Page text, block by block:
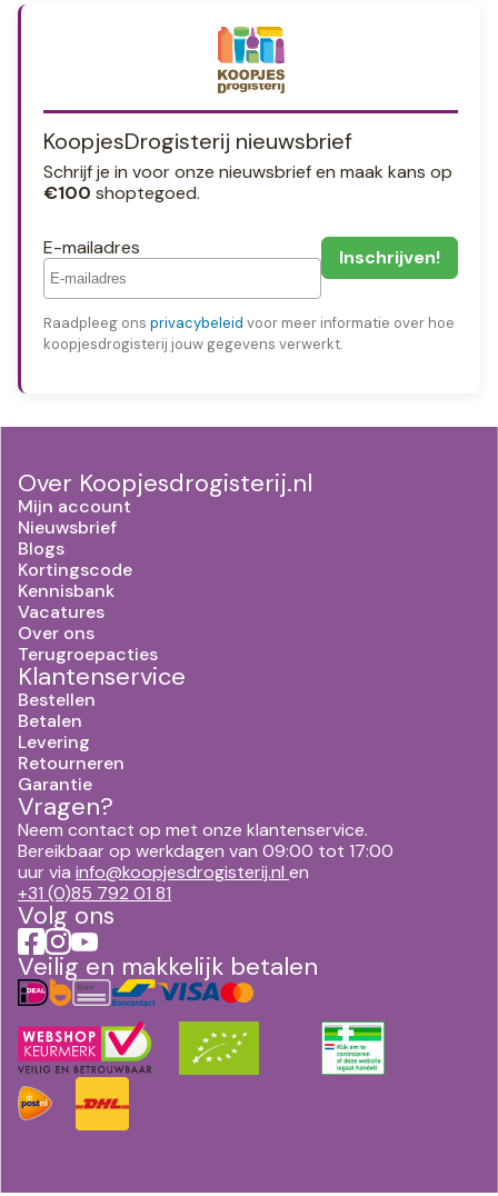
KoopjesDrogisterij nieuwsbrief
Schrijf je in voor onze nieuwsbrief en maak kans op
€100 shoptegoed.
E-mailadres
Raadpleeg ons privacybeleid voor meer informatie over hoe
koopjesdrogisterij jouw gegevens verwerkt.
Over Koopjesdrogisterij.nl
Mijn account
Nieuwsbrief
Blogs
Kortingscode
Kennisbank
Vacatures
Over ons
Terugroepacties
Klantenservice
Bestellen
Betalen
Levering
Retourneren
Garantie
Vragen?
Neem contact op met onze klantenservice.
Bereikbaar op werkdagen van 09:00 tot 17:00
uur via info@koopjesdrogisterij.nl en
+31 (0)85 792 01 81
Volg ons
Veilig en makkelijk betalen